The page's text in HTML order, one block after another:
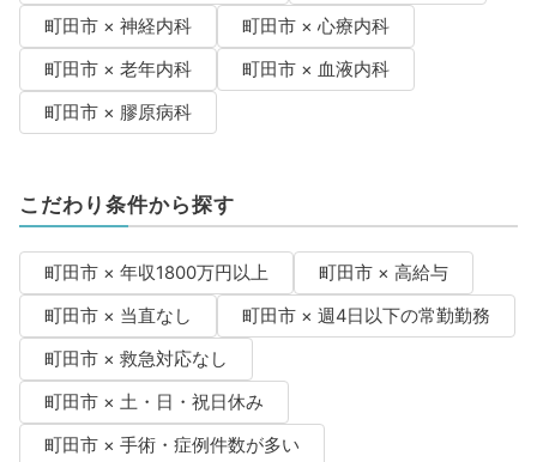
町田市 × 神経内科
町田市 × 心療内科
町田市 × 老年内科
町田市 × 血液内科
町田市 × 膠原病科
こだわり条件から探す
町田市 × 年収1800万円以上
町田市 × 高給与
町田市 × 当直なし
町田市 × 週4日以下の常勤勤務
町田市 × 救急対応なし
町田市 × 土・日・祝日休み
町田市 × 手術・症例件数が多い